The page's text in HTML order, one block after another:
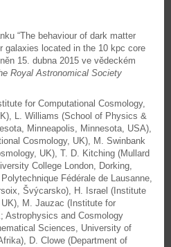
“The behaviour of dark matter
galaxies located in the 10 kpc core
15. dubna 2015 ve vědeckém
Royal Astronomical Society
for Computational Cosmology,
L. Williams (School of Physics &
Minneapolis, Minnesota, USA),
Cosmology, UK), M. Swinbank
UK), T. D. Kitching (Mullard
College London, Dorking,
Fédérale de Lausanne,
Švýcarsko), H. Israel (Institute
M. Jauzac (Institute for
Astrophysics and Cosmology
Sciences, University of
D. Clowe (Department of